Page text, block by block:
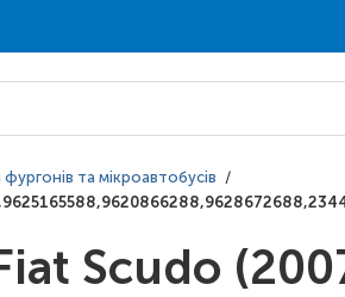
та мікроавтобусів /
Scudo